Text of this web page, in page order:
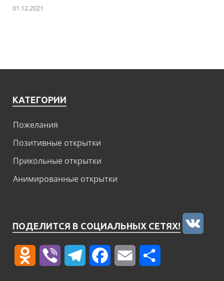
01.12.2021
КАТЕГОРИИ
Пожелания
Позитивные открытки
Прикольные открытки
Анимированные открытки
ПОДЕЛИТСЯ В СОЦИАЛЬНЫХ СЕТЯХ!
Odnoklassniki
Viber TelegramFacebookEmail